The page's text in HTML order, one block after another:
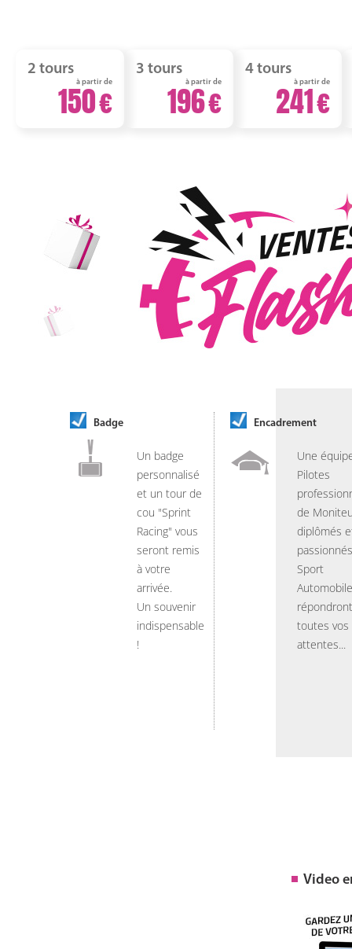
2 tours
à partir de
150
3 tours
à partir de
196
4 tours
à partir de
241
Badge
Un badge
personnalisé
et un tour de
cou "Sprint
Racing" vous
seront remis
à votre
arrivée.
Un souvenir
indispensable
!
Encadrement
Une
Pilotes
de
diplômés
Sport
Automobile
toutes vos
attentes...
Video